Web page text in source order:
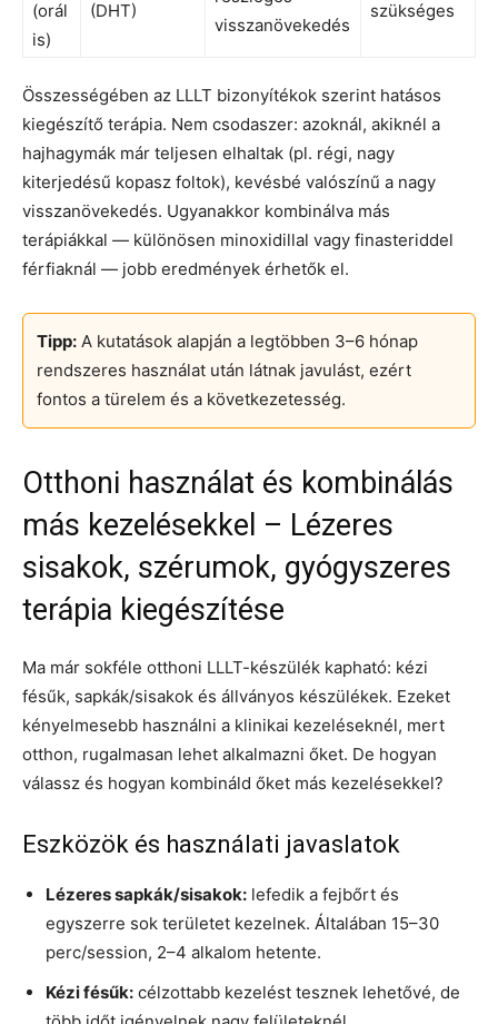
(orál
is)
(DHT)
visszanövekedés
szükséges
Összességében az LLLT bizonyítékok szerint hatásos
kiegészítő terápia. Nem csodaszer: azoknál, akiknél a
hajhagymák már teljesen elhaltak (pl. régi, nagy
kiterjedésű kopasz foltok), kevésbé valószínű a nagy
visszanövekedés. Ugyanakkor kombinálva más
terápiákkal — különösen minoxidillal vagy finasteriddel
férfiaknál — jobb eredmények érhetők el.
Tipp: A kutatások alapján a legtöbben 3–6 hónap
rendszeres használat után látnak javulást, ezért
fontos a türelem és a következetesség.
Otthoni használat és kombinálás
más kezelésekkel – Lézeres
sisakok, szérumok, gyógyszeres
terápia kiegészítése
Ma már sokféle otthoni LLLT-készülék kapható: kézi
fésűk, sapkák/sisakok és állványos készülékek. Ezeket
kényelmesebb használni a klinikai kezeléseknél, mert
otthon, rugalmasan lehet alkalmazni őket. De hogyan
válassz és hogyan kombináld őket más kezelésekkel?
Eszközök és használati javaslatok
Lézeres sapkák/sisakok: lefedik a fejbőrt és
egyszerre sok területet kezelnek. Általában 15–30
perc/session, 2–4 alkalom hetente.
Kézi fésűk: célzottabb kezelést tesznek lehetővé, de